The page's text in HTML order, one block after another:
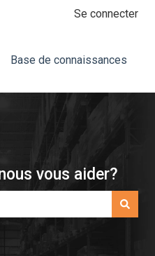
pour les traductions
Se connecter
Base de connaissances
vous aider?
le champ de recherche